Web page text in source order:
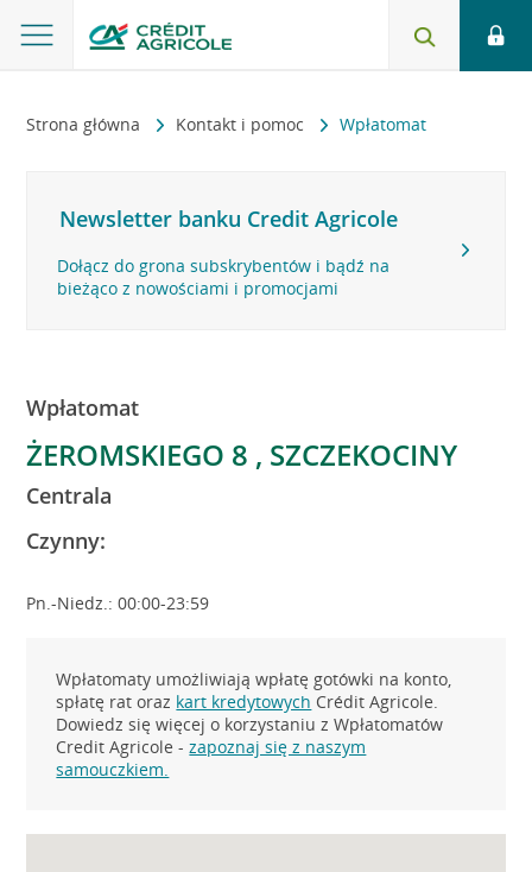
Strona główna Kontakt i pomoc Wpłatomat
Newsletter banku Credit Agricole
Dołącz do grona subskrybentów i bądź na
bieżąco z nowościami i promocjami
Wpłatomat
ŻEROMSKIEGO 8 , SZCZEKOCINY
Centrala
Czynny:
Pn.-Niedz.: 00:00-23:59
Wpłatomaty umożliwiają wpłatę gotówki na konto,
spłatę rat oraz kart kredytowych Crédit Agricole.
Dowiedz się więcej o korzystaniu z Wpłatomatów
Credit Agricole -zapoznaj się z naszym
samouczkiem.